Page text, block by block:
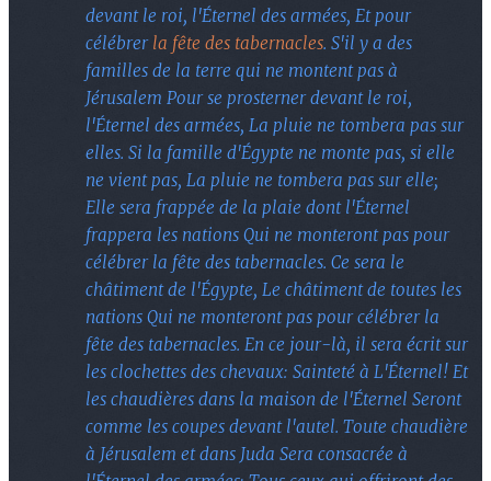
devant le roi, l'Éternel des armées, Et pour
célébrer la fête des tabernacles. S'il y a des
familles de la terre qui ne montent pas à
Jérusalem Pour se prosterner devant le roi,
l'Éternel des armées, La pluie ne tombera pas sur
elles. Si la famille d'Égypte ne monte pas, si elle
ne vient pas, La pluie ne tombera pas sur elle;
Elle sera frappée de la plaie dont l'Éternel
frappera les nations Qui ne monteront pas pour
célébrer la fête des tabernacles. Ce sera le
châtiment de l'Égypte, Le châtiment de toutes les
nations Qui ne monteront pas pour célébrer la
fête des tabernacles. En ce jour-là, il sera écrit sur
les clochettes des chevaux: Sainteté à L'Éternel! Et
les chaudières dans la maison de l'Éternel Seront
comme les coupes devant l'autel. Toute chaudière
à Jérusalem et dans Juda Sera consacrée à